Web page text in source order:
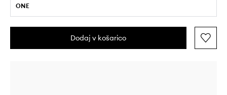
ONE
Dodaj v košarico